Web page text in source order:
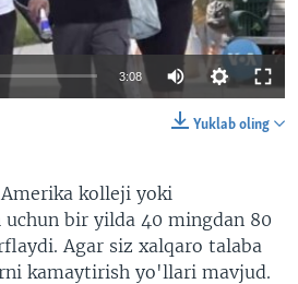
3:08
Yuklab oling
kolleji yoki
bir yilda 40 mingdan 80
Agar siz xalqaro talaba
kamaytirish yo'llari mavjud.